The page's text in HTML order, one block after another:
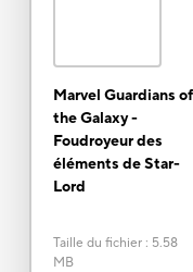
Marvel Guardians of
the Galaxy -
Foudroyeur des
éléments de Star-
Lord
Taille du fichier: 5.58
MB